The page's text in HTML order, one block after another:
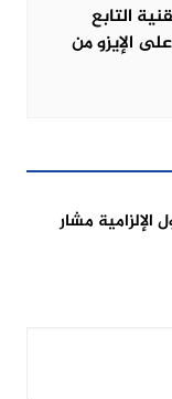
التابع
الإيزو من
الإلزامية مشار